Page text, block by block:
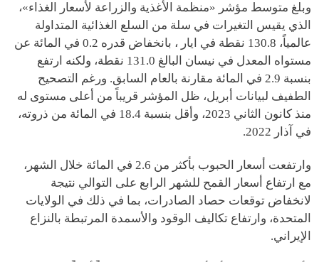
وبلغ متوسط مؤشر «منظمة الأغذية والزراعة لأسعار الغذاء»،
الذي يقيس التغيرات في سلة من السلع الغذائية المتداولة
عالمياً، 130.8 نقطة في ايار ، بانخفاض قدره 0.2 في المائة عن
مستواه المعدل في نيسان البالغ 131.0 نقطة، ولكنه ارتفع
بنسبة 2.9 في المائة مقارنة بالعام السابق. ورغم التصحيح
الطفيف لبيانات أبريل، ظل المؤشر قريباً من أعلى مستوى له
منذ كانون الثاني 2023، وأقل بنسبة 18.4 في المائة من ذروته،
في آذار 2022.
وارتفعت أسعار الحبوب بأكثر من 2.6 في المائة خلال الشهر،
مع ارتفاع أسعار القمح للشهر الرابع على التوالي نتيجة
لانخفاض توقعات حصاد الصادرات، بما في ذلك في الولايات
المتحدة، وارتفاع تكاليف الوقود والأسمدة المرتبطة بالنزاع
الإيراني.